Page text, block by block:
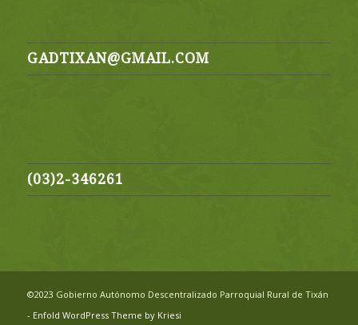
GADTIXAN@GMAIL.COM
(03)2-346261
©2023 Gobierno Autónomo Descentralizado Parroquial Rural de Tixán
- Enfold WordPress Theme by Kriesi